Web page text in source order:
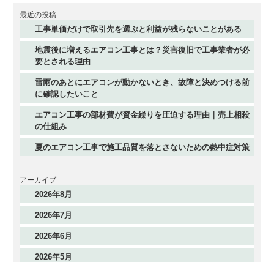
最近の投稿
工事単価だけで取引先を選ぶと利益が残らないことがある
地震後に増えるエアコン工事とは？災害復旧で工事業者が必
要とされる理由
雷雨のあとにエアコンが動かないとき、故障と決めつける前
に確認したいこと
エアコン工事の部材費が資金繰りを圧迫する理由｜売上相殺
の仕組み
夏のエアコン工事で施工品質を落とさないための熱中症対策
アーカイブ
2026年8月
2026年7月
2026年6月
2026年5月